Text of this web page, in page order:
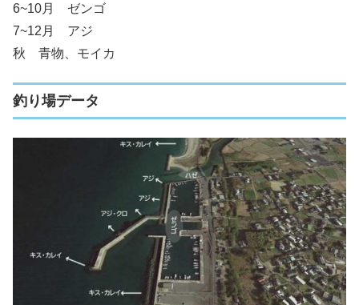
6~10月 ゼンゴ
7~12月 アジ
秋 青物、モイカ
釣り場データ